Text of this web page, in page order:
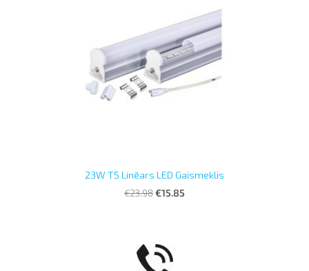
23W T5 Linēars LED Gaismeklis
€23.98€15.85